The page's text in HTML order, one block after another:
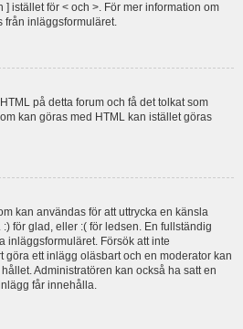
istället för < och >. För mer information om
från inläggsformuläret.
på detta forum och få det tolkat som
kan göras med HTML kan istället göras
kan användas för att uttrycka en känsla
för glad, eller :( för ledsen. En fullständig
inläggsformuläret. Försök att inte
göra ett inlägg oläsbart och en moderator kan
Administratören kan också ha satt en
får innehålla.